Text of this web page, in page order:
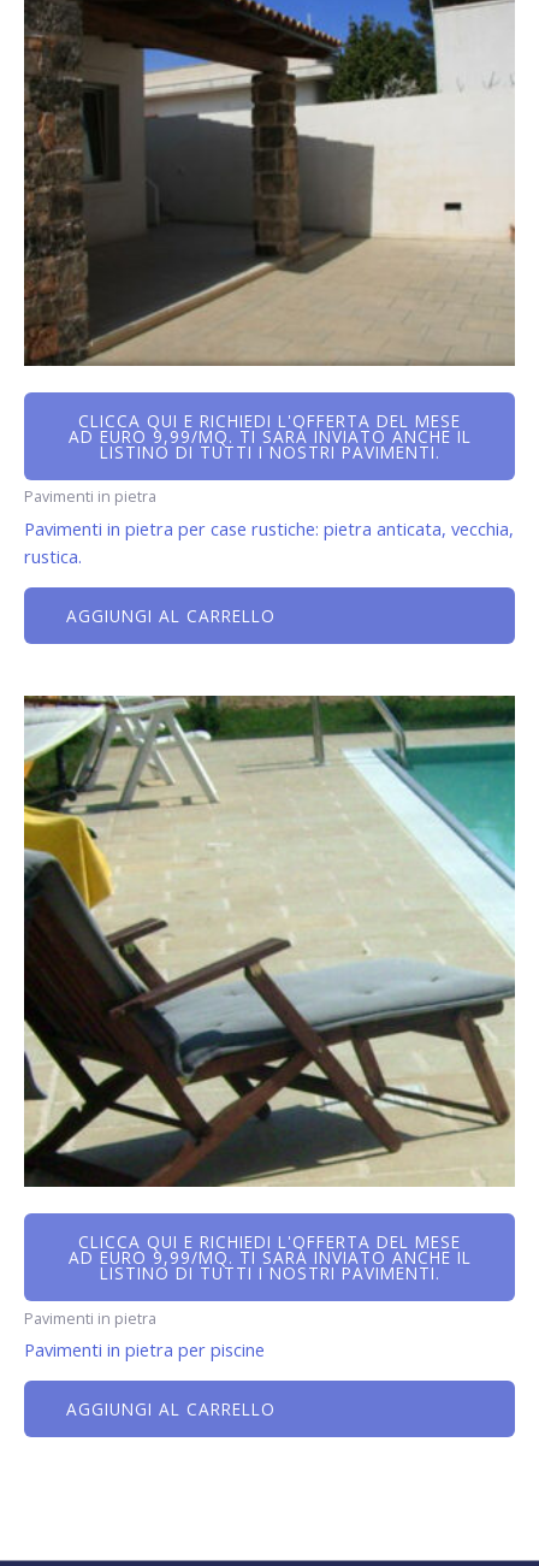
CLICCA QUI E RICHIEDI L'OFFERTA DEL MESE
AD EURO 9,99/MQ. TI SARÀ INVIATO ANCHE IL
LISTINO DI TUTTI I NOSTRI PAVIMENTI.
Pavimenti in pietra
Pavimenti in pietra per case rustiche: pietra anticata, vecchia,
rustica.
AGGIUNGI AL CARRELLO
CLICCA QUI E RICHIEDI L'OFFERTA DEL MESE
AD EURO 9,99/MQ. TI SARÀ INVIATO ANCHE IL
LISTINO DI TUTTI I NOSTRI PAVIMENTI.
Pavimenti in pietra
Pavimenti in pietra per piscine
AGGIUNGI AL CARRELLO